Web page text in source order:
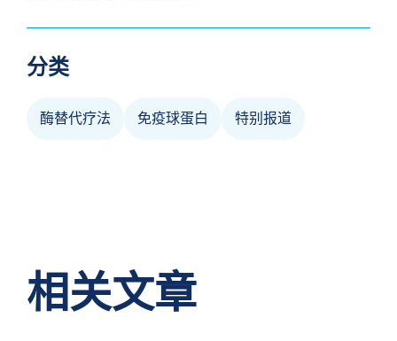
分类
酶替代疗法 免疫球蛋白 特别报道
相关文章